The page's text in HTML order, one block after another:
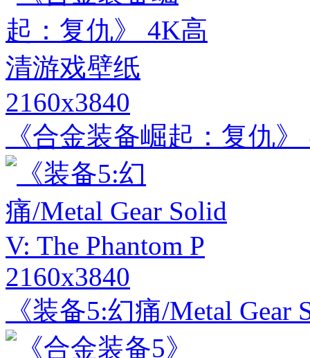
2160x3840
《合金装备崛起：复仇
2160x3840
《装备5:幻痛/Metal Gear